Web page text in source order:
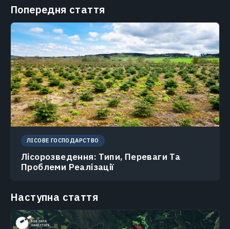
Попередня стаття
ЛІСОВЕ ГОСПОДАРСТВО
Лісорозведення: Типи, Переваги Та
Проблеми Реалізації
Наступна стаття